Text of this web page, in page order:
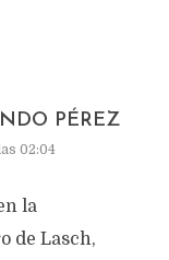
PÉREZ
02:04
la
de Lasch,